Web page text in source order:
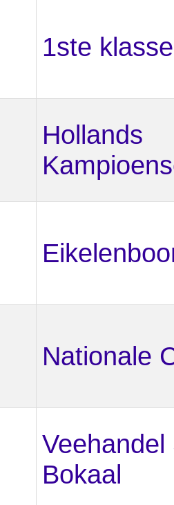
1ste klasse
Hollands
Nationale
Veehandel
Bokaal